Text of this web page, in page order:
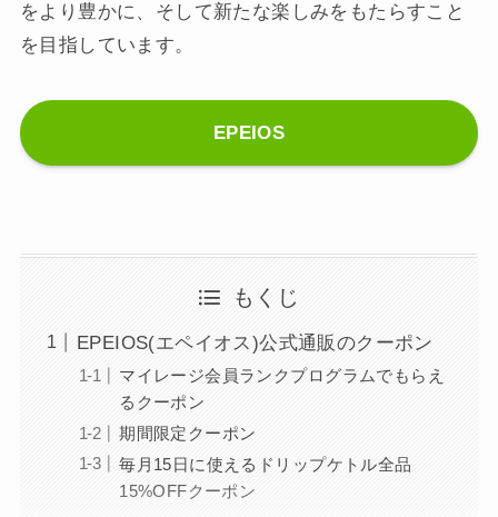
をより豊かに、そして新たな楽しみをもたらすこと
を目指しています。
EPEIOS
もくじ
EPEIOS(エペイオス)公式通販のクーポン
マイレージ会員ランクプログラムでもらえ
るクーポン
期間限定クーポン
毎月15日に使えるドリップケトル全品
15%OFFクーポン